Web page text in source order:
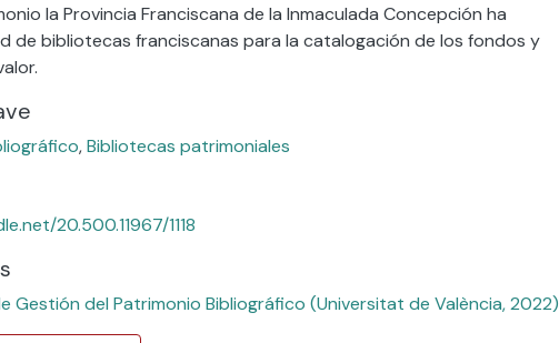
la Provincia Franciscana de la Inmaculada Concepción ha
de bibliotecas franciscanas para la catalogación de los fondos y
,Bibliotecas patrimoniales
20.500.11967/1118
Gestión del Patrimonio Bibliográfico (Universitat de València, 2022)